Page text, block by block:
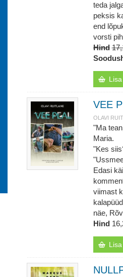
teda
peksis
end
vorsti
Hind
VEE
OLAVI
"Ma
Maria.
"Kes
Edasi
viimast
näe,
Hind